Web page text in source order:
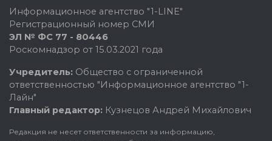
Информационное агентство "1-LINE"
Регистрационный номер СМИ
ЭЛ № ФС 77 - 80446
Роскомнадзор от 15.03.2021 года
Учредитель: Общество с ограниченной
ответственностью "Информационное агентство "1-
Лайн"
Главный редактор: Кузнецов Андрей Михайлович
Редакция не несет ответственности за информацию,